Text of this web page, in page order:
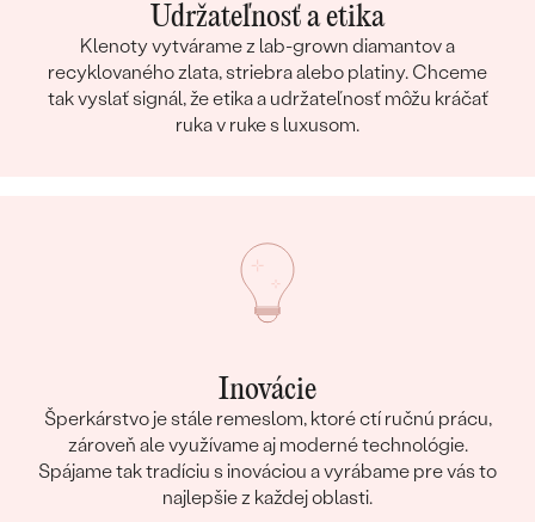
Udržateľnosť a etika
Klenoty vytvárame z lab-grown diamantov a
recyklovaného zlata, striebra alebo platiny. Chceme
tak vyslať signál, že etika a udržateľnosť môžu kráčať
ruka v ruke s luxusom.
Inovácie
Šperkárstvo je stále remeslom, ktoré ctí ručnú prácu,
zároveň ale využívame aj moderné technológie.
Spájame tak tradíciu s inováciou a vyrábame pre vás to
najlepšie z každej oblasti.